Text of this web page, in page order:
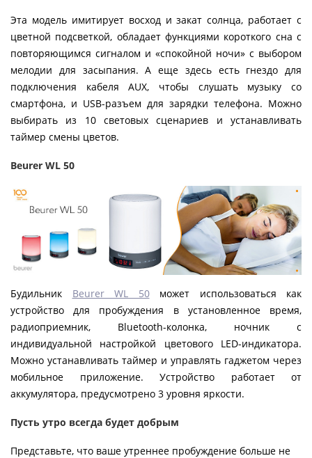
Эта модель имитирует восход и закат солнца, работает с
цветной подсветкой, обладает функциями короткого сна с
повторяющимся сигналом и «спокойной ночи» с выбором
мелодии для засыпания. А еще здесь есть гнездо для
подключения кабеля AUX, чтобы слушать музыку со
смартфона, и USB-разъем для зарядки телефона. Можно
выбирать из 10 световых сценариев и устанавливать
таймер смены цветов.
Beurer WL 50
Будильник Beurer WL 50может использоваться как
устройство для пробуждения в установленное время,
радиоприемник, Bluetooth-колонка, ночник с
индивидуальной настройкой цветового LED-индикатора.
Можно устанавливать таймер и управлять гаджетом через
мобильное приложение. Устройство работает от
аккумулятора, предусмотрено 3 уровня яркости.
Пусть утро всегда будет добрым
Представьте, что ваше утреннее пробуждение больше не